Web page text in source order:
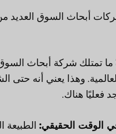
أبحاث السوق
ما تمتلك شركة أبحاث
وهذا يعني أنه
فعليًا هناك.
الوقت الحقيقي: الطبيعة